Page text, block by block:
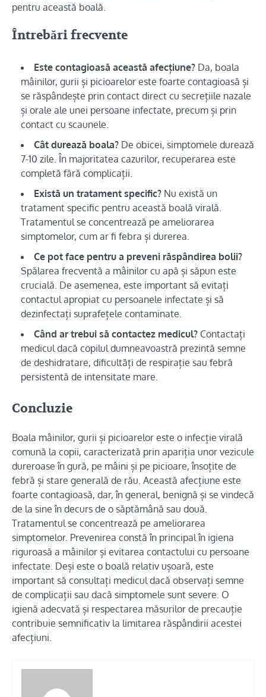
pentru această boală.
Întrebări frecvente
Este contagioasă această afecțiune? Da, boala
mâinilor, gurii și picioarelor este foarte contagioasă și
se răspândește prin contact direct cu secrețiile nazale
și orale ale unei persoane infectate, precum și prin
contact cu scaunele.
Cât durează boala? De obicei, simptomele durează
7-10 zile. În majoritatea cazurilor, recuperarea este
completă fără complicații.
Există un tratament specific? Nu există un
tratament specific pentru această boală virală.
Tratamentul se concentrează pe ameliorarea
simptomelor, cum ar fi febra și durerea.
Ce pot face pentru a preveni răspândirea bolii?
Spălarea frecventă a mâinilor cu apă și săpun este
crucială. De asemenea, este important să evitați
contactul apropiat cu persoanele infectate și să
dezinfectați suprafețele contaminate.
Când ar trebui să contactez medicul? Contactați
medicul dacă copilul dumneavoastră prezintă semne
de deshidratare, dificultăți de respirație sau febră
persistentă de intensitate mare.
Concluzie
Boala mâinilor, gurii și picioarelor este o infecție virală
comună la copii, caracterizată prin apariția unor vezicule
dureroase în gură, pe mâini și pe picioare, însoțite de
febră și stare generală de rău. Această afecțiune este
foarte contagioasă, dar, în general, benignă și se vindecă
de la sine în decurs de o săptămână sau două.
Tratamentul se concentrează pe ameliorarea
simptomelor. Prevenirea constă în principal în igiena
riguroasă a mâinilor și evitarea contactului cu persoane
infectate. Deși este o boală relativ ușoară, este
important să consultați medicul dacă observați semne
de complicații sau dacă simptomele sunt severe. O
igienă adecvată și respectarea măsurilor de precauție
contribuie semnificativ la limitarea răspândirii acestei
afecțiuni.